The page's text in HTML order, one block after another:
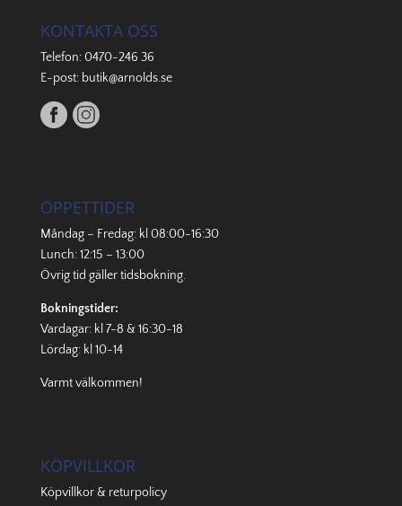
KONTAKTA OSS
Telefon:0470-246 36
E-post: butik@arnolds.se
ÖPPETTIDER
Måndag – Fredag: kl 08:00-16:30
Lunch: 12:15 – 13:00
Övrig tid gällertidsbokning.
Bokningstider:
Vardagar: kl 7-8 & 16:30-18
Lördag: kl 10-14
Varmt välkommen!
KÖPVILLKOR
Köpvillkor & returpolicy